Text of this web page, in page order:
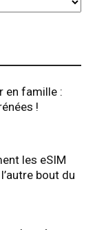
en famille :
!
les eSIM
bout du